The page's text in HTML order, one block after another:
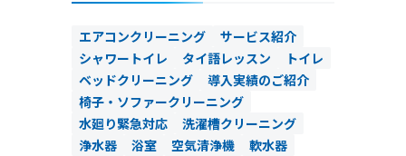
エアコンクリーニング
サービス紹介
シャワートイレ
タイ語レッスン
トイレ
ベッドクリーニング
導入実績のご紹介
椅子・ソファークリーニング
水廻り緊急対応
洗濯槽クリーニング
浄水器
浴室 空気清浄機
軟水器